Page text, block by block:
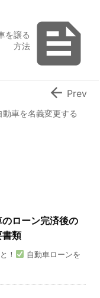

を譲る
方法
車を名義変更する
 Prev
のローン完済後の
書類
！
自動車ローンを